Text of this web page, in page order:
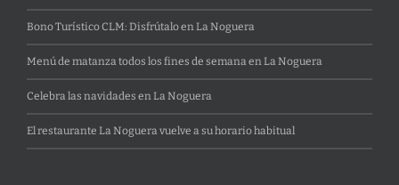
Bono Turístico CLM: Disfrútalo en La Noguera
Menú de matanza todos los fines de semana en La Noguera
Celebra las navidades en La Noguera
El restaurante La Noguera vuelve a su horario habitual